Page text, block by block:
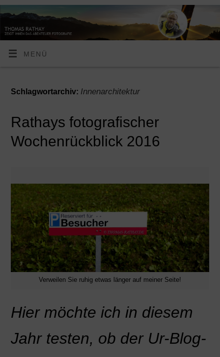
MENÜ
Schlagwortarchiv: Innenarchitektur
Rathays fotografischer
Wochenrückblick 2016
Verweilen Sie ruhig etwas länger auf meiner Seite!
Hier möchte ich in diesem
Jahr testen, ob der Ur-Blog-